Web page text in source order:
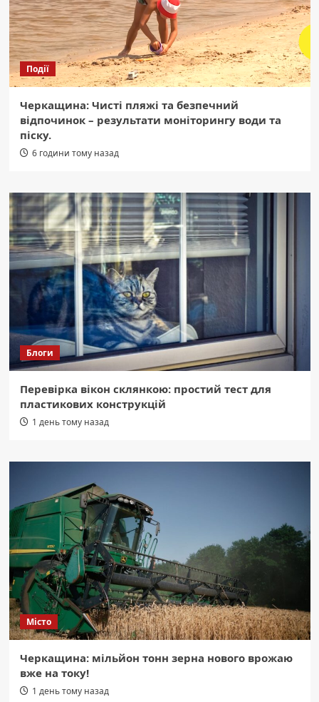
Події
Черкащина: Чисті пляжі та безпечний
відпочинок – результати моніторингу води та
піску.
6 години тому назад
Блоги
Перевірка вікон склянкою: простий тест для
пластикових конструкцій
1 день тому назад
Місто
Черкащина: мільйон тонн зерна нового врожаю
вже на току!
1 день тому назад